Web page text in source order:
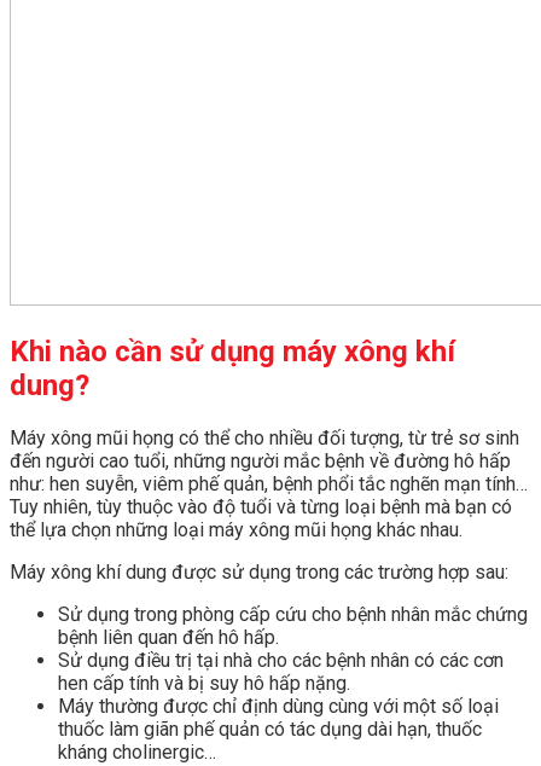
Khi nào cần sử dụng máy xông khí
dung?
Máy xông mũi họng có thể cho nhiều đối tượng, từ trẻ sơ sinh
đến người cao tuổi, những người mắc bệnh về đường hô hấp
như: hen suyễn, viêm phế quản, bệnh phổi tắc nghẽn mạn tính…
Tuy nhiên, tùy thuộc vào độ tuổi và từng loại bệnh mà bạn có
thể lựa chọn những loại máy xông mũi họng khác nhau.
Máy xông khí dung được sử dụng trong các trường hợp sau:
Sử dụng trong phòng cấp cứu cho bệnh nhân mắc chứng
bệnh liên quan đến hô hấp.
Sử dụng điều trị tại nhà cho các bệnh nhân có các cơn
hen cấp tính và bị suy hô hấp nặng.
Máy thường được chỉ định dùng cùng với một số loại
thuốc làm giãn phế quản có tác dụng dài hạn, thuốc
kháng cholinergic…